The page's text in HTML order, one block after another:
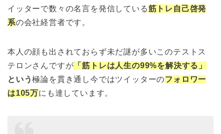
イッターで数々の名言を発信している筋トレ自己啓発
系の会社経営者です。
本人の顔も出されておらず未だ謎が多いこのテストス
テロンさんですが 「筋トレは人生の99%を解決する」
という極論を貫き通し今ではツイッターのフォロワー
は105万にも達しています。